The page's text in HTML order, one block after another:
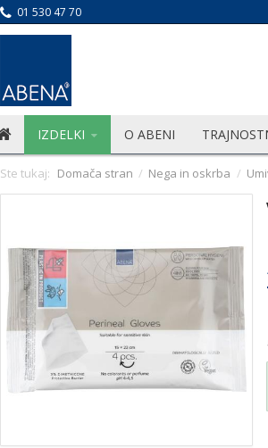
01 530 47 70
IZDELKI O ABENI
Ste tukaj: Domača stran / Nega in oskrba /